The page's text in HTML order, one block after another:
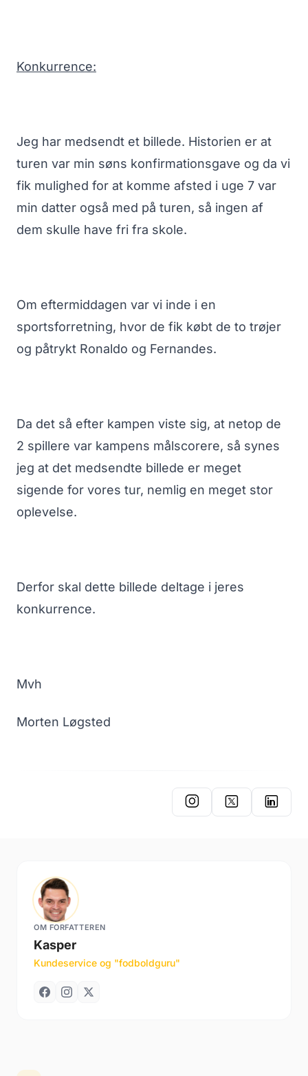
Konkurrence:
Jeg har medsendt et billede. Historien er at
turen var min søns konfirmationsgave og da vi
fik mulighed for at komme afsted i uge 7 var
min datter også med på turen, så ingen af
dem skulle have fri fra skole.
Om eftermiddagen var vi inde i en
sportsforretning, hvor de fik købt de to trøjer
og påtrykt Ronaldo og Fernandes.
Da det så efter kampen viste sig, at netop de
2 spillere var kampens målscorere, så synes
jeg at det medsendte billede er meget
sigende for vores tur, nemlig en meget stor
oplevelse.
Derfor skal dette billede deltage i jeres
konkurrence.
Mvh
Morten Løgsted
OM FORFATTEREN
Kasper
Kundeservice og "fodboldguru"